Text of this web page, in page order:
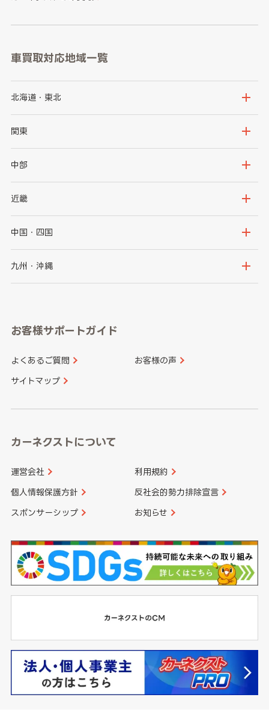
車買取対応地域一覧
北海道・東北
北海道
岩手県
秋田県
関東
茨城県
群馬県
千葉県
中部
新潟県
石川県
山梨県
愛知県
近畿
大阪府
京都府
和歌山県
中国・四国
鳥取県
山口県
香川県 愛媛県
九州・沖縄
長崎県
大分県 宮崎県
お客様サポートガイド
よくあるご質問 お客様の声
サイトマップ
カーネクストについて
運営会社 利用規約
個人情報保護方針 反社会的勢力排除宣言
スポンサーシップ お知らせ